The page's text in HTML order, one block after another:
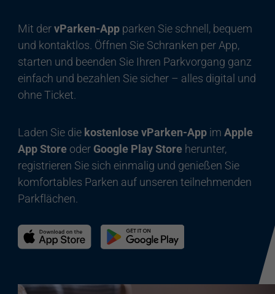
Mit dervParken-Appparken Sie schnell, bequem
und kontaktlos. Öffnen Sie Schranken per App,
starten und beenden Sie Ihren Parkvorgang ganz
einfach und bezahlen Sie sicher – alles digital und
ohne Ticket.
Laden Sie die kostenlose vParken-Appim Apple
App Storeoder Google Play Storeherunter,
registrieren Sie sich einmalig und genießen Sie
komfortables Parken auf unseren teilnehmenden
Parkflächen.